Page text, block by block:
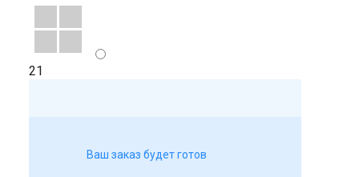
21
Ваш заказ будет готов